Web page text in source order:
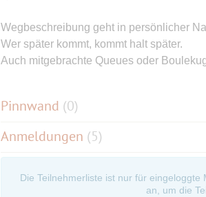
Wegbeschreibung geht in persönlicher
Wer später kommt, kommt halt später.
Auch mitgebrachte Queues oder
Pinnwand (0)
Anmeldungen (5)
Die Teilnehmerliste ist nur für
an, um die